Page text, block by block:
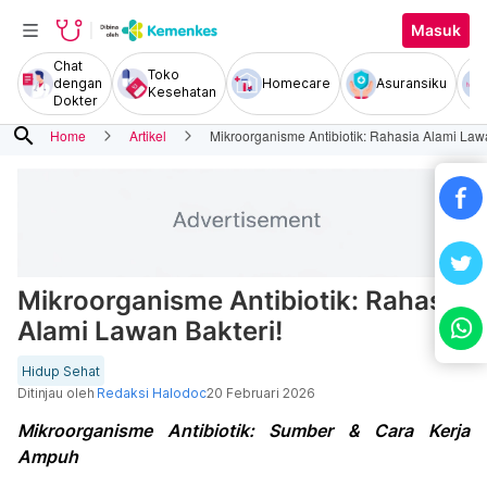
Masuk
Chat
dengan
Dokter
Toko
Kesehatan
Homecare Asuransiku
search Home Artikel Mikroorganisme Antibiotik: Rahasia Alami
Mikroorganisme Antibiotik: Rahasia
Alami Lawan Bakteri!
Hidup Sehat
Ditinjau oleh Redaksi Halodoc20 Februari 2026
Mikroorganisme Antibiotik: Sumber & Cara Kerja
Ampuh